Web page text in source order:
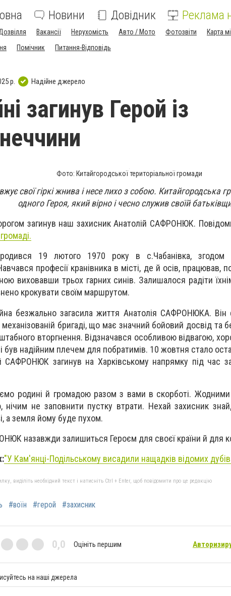
Новини Довідник Реклама
Вакансії Нерухомість Авто / Мото Фотозвіти Карта
Помічник Питання-Відповідь
р. Надійне джерело
загинув Герой із
Фото: Китайгородської територіальної громади
свої гіркі жнива і несе лихо з собою. Китайгородська
одного Героя, який вірно і чесно служив своїй
загинув наш захисник Анатолій САФРОНЮК.
19 лютого 1970 року в с.Чабанівка,
професії кранівника в місті, де й осів, працював,
виховавши трьох гарних синів. Залишалося радіти
крокувати своїм маршрутом.
безжально загасила життя Анатолія САФРОНЮКА. Він
механізованій бригаді, що має значний бойовий досвід та
вторгнення. Відзначався особливою відвагою,
був надійним плечем для побратимів. 10 жовтня стало
САФРОНЮК загинув на Харківському напрямку під час
родині й громадою разом з вами в скорботі.
нічим не заповнити пустку втрати. Нехай захисник
а земля йому буде пухом.
назавжди залишиться Героєм для своєї країни й для
"У Кам'янці-Подільському висадили нащадків відомих дубів
виділіть необхідний текст і натисніть Ctrl + Enter, щоб повідомити про це редакцію
#воїн #герой #захисник
0,0 Оцініть першим
на наші джерела